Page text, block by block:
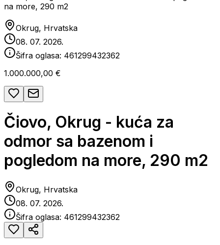
na more, 290 m2
Okrug, Hrvatska
08. 07. 2026.
Šifra oglasa: 461299432362
1.000.000,00 €
Čiovo, Okrug - kuća za
odmor sa bazenom i
pogledom na more, 290 m2
Okrug, Hrvatska
08. 07. 2026.
Šifra oglasa: 461299432362